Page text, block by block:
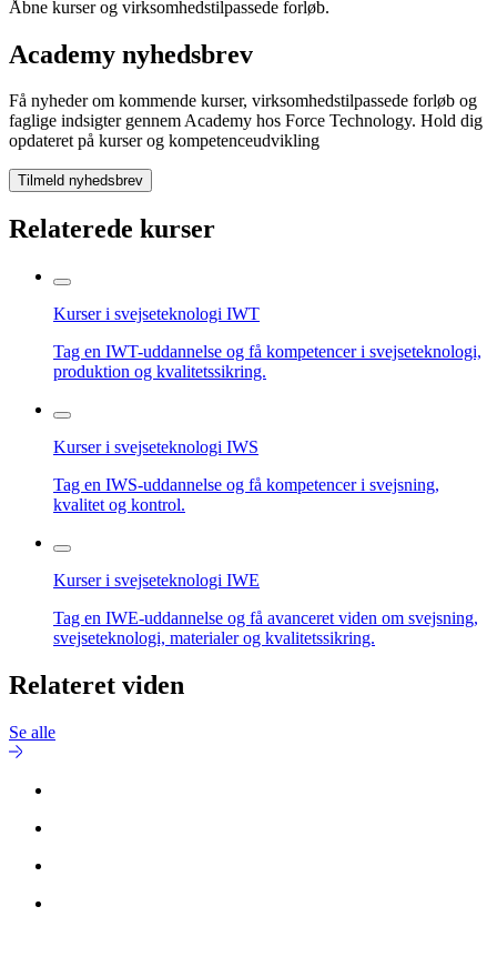
Åbne kurser og virksomhedstilpassede forløb.
Academy nyhedsbrev
Få nyheder om kommende kurser, virksomhedstilpassede forløb og
faglige indsigter gennem Academy hos Force Technology. Hold dig
opdateret på kurser og kompetenceudvikling
Tilmeld nyhedsbrev
Relaterede kurser
Kurser i svejseteknologi IWT
Tag en IWT-uddannelse og få kompetencer i svejseteknologi,
produktion og kvalitetssikring.
Kurser i svejseteknologi IWS
Tag en IWS-uddannelse og få kompetencer i svejsning,
kvalitet og kontrol.
Kurser i svejseteknologi IWE
Tag en IWE-uddannelse og få avanceret viden om svejsning,
svejseteknologi, materialer og kvalitetssikring.
Relateret viden
Se alle